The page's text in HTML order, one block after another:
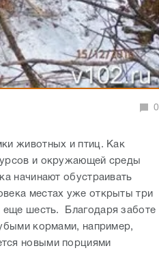
0
животных и птиц. Как
и окружающей среды
начинают обустраивать
местах уже открыты три
еще шесть.
Благодаря заботе
кормами, например,
новыми порциями